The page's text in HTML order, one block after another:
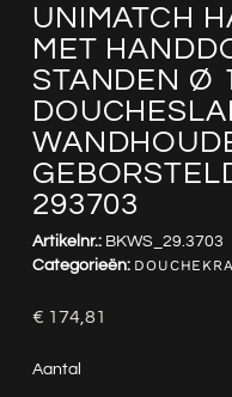
UNIMATCH
MET
STANDEN Ø
293703
Artikelnr.: BKWS_29.3703
Categorieën:
€ 174,81
Aantal